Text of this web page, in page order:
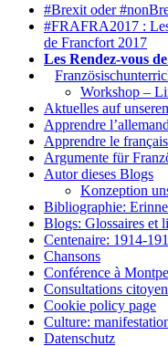
#Brexit oder
#FRAFRA2017 :
de Francfort 2017
Les Rendez-vous
Workshop –
Aktuelles auf
Apprendre
Apprendre le
Argumente für
Autor dieses Blogs
Konzeption
Bibliographie:
Blogs: Glossaires et
Centenaire: 1914-
Chansons
Conférence à
Consultations
Cookie policy page
Culture:
Datenschutz